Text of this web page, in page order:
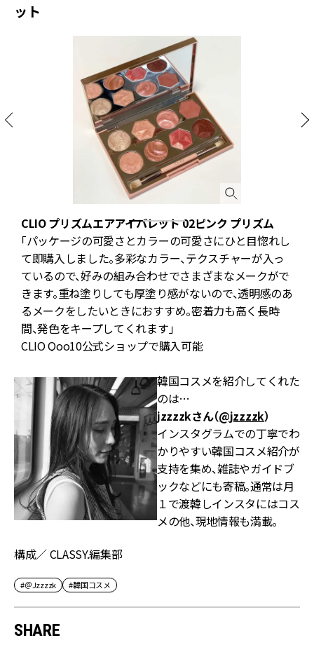
ット
CLIO プリズムエアアイパレット 02ピンク プリズム
「パッケージの可愛さとカラーの可愛さにひと目惚れし
て即購入しました。多彩なカラー、テクスチャーが入っ
ているので、好みの組み合わせでさまざまなメークがで
きます。重ね塗りしても厚塗り感がないので、透明感のあ
るメークをしたいときにおすすめ。密着力も高く長時
間、発色をキープしてくれます」
CLIO Qoo10公式ショップで購入可能
韓国コスメを紹介してくれた
のは…
jzzzzkさん（@jzzzzk）
インスタグラムでの丁寧でわ
かりやすい韓国コスメ紹介が
支持を集め、雑誌やガイドブ
ックなどにも寄稿。通常は月
１で渡韓しインスタにはコス
メの他、現地情報も満載。
構成／ CLASSY.編集部
#＠Jzzzzk #韓国コスメ
SHARE